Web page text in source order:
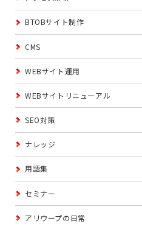
BTOBサイト制作
CMS
WEBサイト運用
WEBサイトリニューアル
SEO対策
ナレッジ
用語集
セミナー
アリウープの日常